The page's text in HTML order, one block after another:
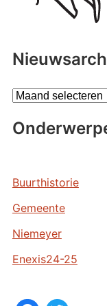
A
c
e
e
n
Buurthistorie
Gemeente
Niemeyer
Enexis24-25